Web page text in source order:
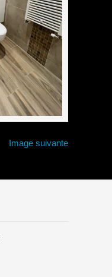
Image suivante